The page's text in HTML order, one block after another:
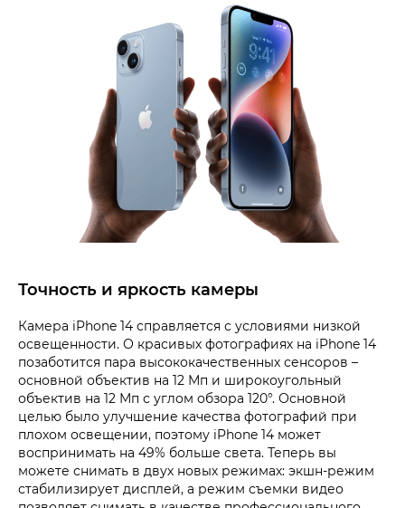
Точность и яркость камеры
Камера iPhone 14 справляется с условиями низкой
освещенности. О красивых фотографиях на iPhone 14
позаботится пара высококачественных сенсоров –
основной объектив на 12 Мп и широкоугольный
объектив на 12 Мп с углом обзора 120°. Основной
целью было улучшение качества фотографий при
плохом освещении, поэтому iPhone 14 может
воспринимать на 49% больше света. Теперь вы
можете снимать в двух новых режимах: экшн-режим
стабилизирует дисплей, а режим съемки видео